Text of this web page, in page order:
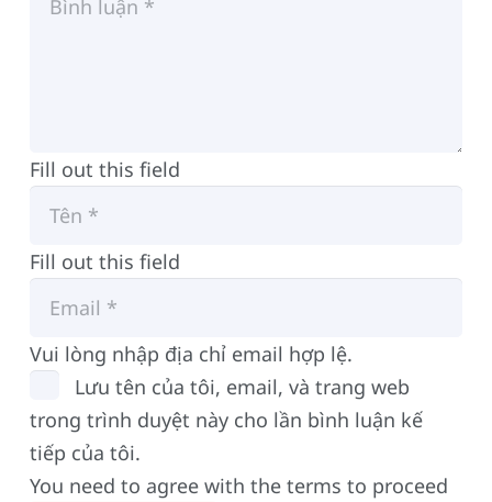
Fill out this field
Fill out this field
Vui lòng nhập địa chỉ email hợp lệ.
Lưu tên của tôi, email, và trang web
trong trình duyệt này cho lần bình luận kế
tiếp của tôi.
You need to agree with the terms to proceed